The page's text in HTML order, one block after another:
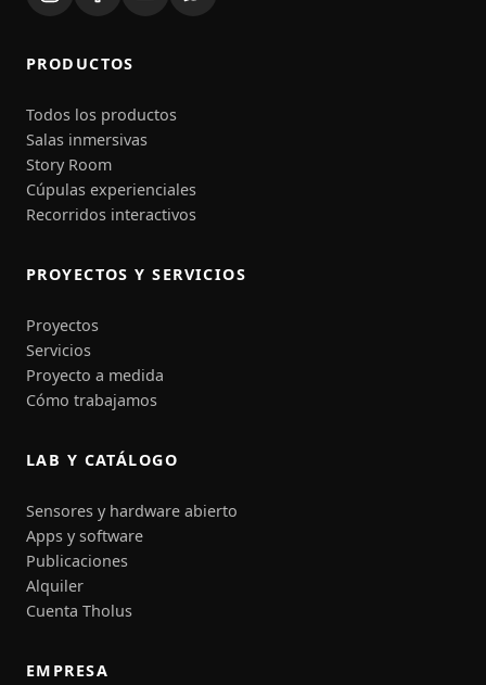
PRODUCTOS
Todos los productos
Salas inmersivas
Story Room
Cúpulas experienciales
Recorridos interactivos
PROYECTOS Y SERVICIOS
Proyectos
Servicios
Proyecto a medida
Cómo trabajamos
LAB Y CATÁLOGO
Sensores y hardware abierto
Apps y software
Publicaciones
Alquiler
Cuenta Tholus
EMPRESA